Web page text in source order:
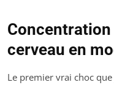
cerveau en
Le premier vrai choc